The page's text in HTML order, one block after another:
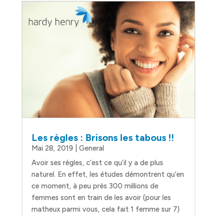
Les règles : Brisons les tabous !!
Mai 28, 2019
General
Avoir ses règles, c’est ce qu’il y a de plus
naturel. En effet, les études démontrent qu’en
ce moment, à peu près 300 millions de
femmes sont en train de les avoir (pour les
matheux parmi vous, cela fait 1 femme sur 7)